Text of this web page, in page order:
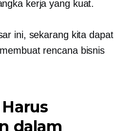
kerja yang kuat.
ini, sekarang kita dapat
rencana bisnis
dalam